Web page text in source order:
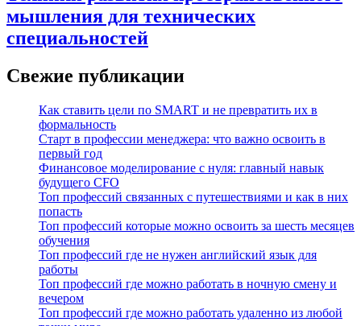
мышления для технических
специальностей
Свежие публикации
Как ставить цели по SMART и не превратить их в
формальность
Старт в профессии менеджера: что важно освоить в
первый год
Финансовое моделирование с нуля: главный навык
будущего CFO
Топ профессий связанных с путешествиями и как в них
попасть
Топ профессий которые можно освоить за шесть месяцев
обучения
Топ профессий где не нужен английский язык для
работы
Топ профессий где можно работать в ночную смену и
вечером
Топ профессий где можно работать удаленно из любой